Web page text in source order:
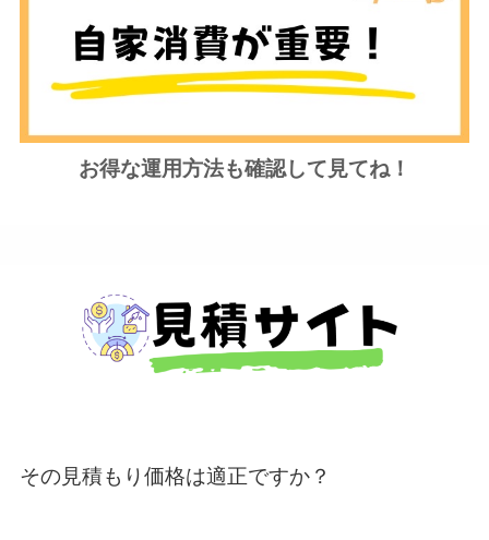
お得な運用方法も確認して見てね！
その見積もり価格は適正ですか？